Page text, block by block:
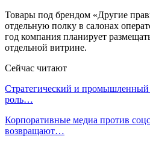
Товары под брендом «Другие
отдельную полку в салонах
год компания планирует
отдельной витрине.
Сейчас читают
Стратегический и промышленный
роль…
Корпоративные медиа против
возвращают…